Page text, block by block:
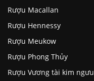
Rượu Macallan
Rượu Hennessy
Rượu Meukow
Rượu Phong Thủy
Rượu Vương tài kim ngưu